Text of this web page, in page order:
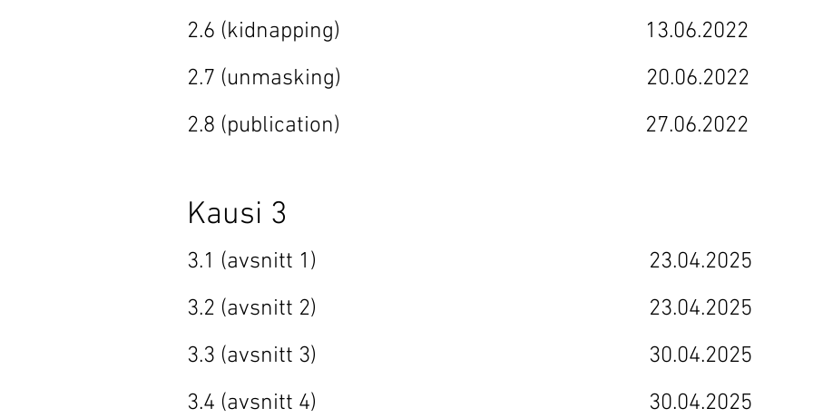
2.6 (kidnapping) 13.06.2022
2.7 (unmasking) 20.06.2022
2.8 (publication) 27.06.2022
Kausi 3
3.1 (avsnitt 1) 23.04.2025
3.2 (avsnitt 2) 23.04.2025
3.3 (avsnitt 3) 30.04.2025
3.4 (avsnitt 4) 30.04.2025